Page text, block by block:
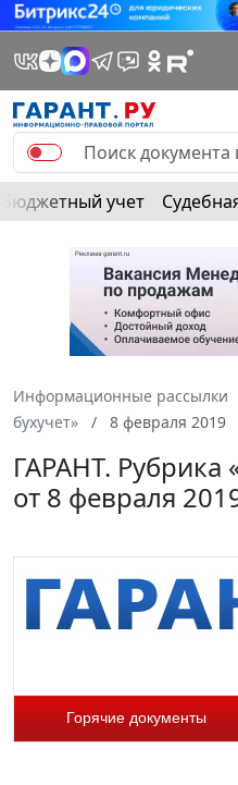
Бюджетный учет
Информационные рассылки
бухучет»
8 февраля 2019
ГАРАНТ. Рубрика
от 8 февраля
Горячие документы